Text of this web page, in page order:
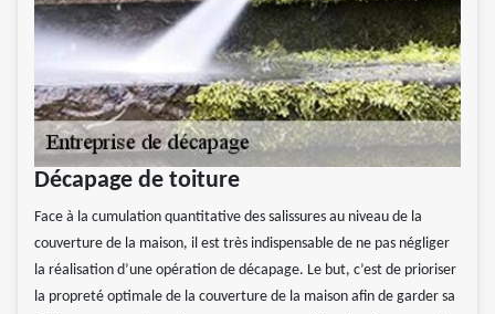
Décapage de toiture
Face à la cumulation quantitative des salissures au niveau de la
couverture de la maison, il est très indispensable de ne pas négliger
la réalisation d’une opération de décapage. Le but, c’est de prioriser
la propreté optimale de la couverture de la maison afin de garder sa